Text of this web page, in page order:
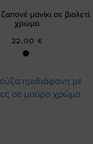
μανίκι σε βιολετί
χρώμα
22,00 €